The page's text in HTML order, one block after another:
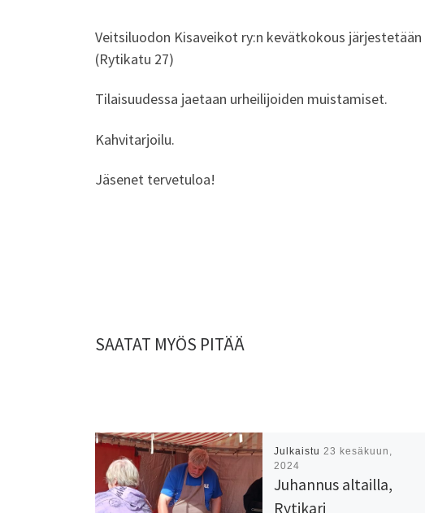
Veitsiluodon Kisaveikot ry:n kevätkokous järjestetään
(Rytikatu 27)
Tilaisuudessa jaetaan urheilijoiden muistamiset.
Kahvitarjoilu.
Jäsenet tervetuloa!
SAATAT MYÖS PITÄÄ
Julkaistu 23 kesäkuun,
2024
Juhannus altailla,
Rytikari